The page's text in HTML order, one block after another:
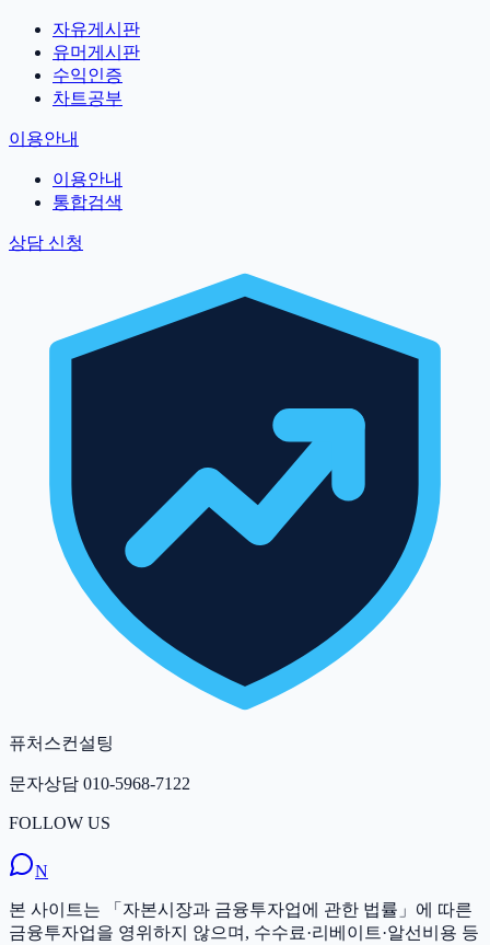
자유게시판
유머게시판
수익인증
차트공부
이용안내
이용안내
통합검색
상담 신청
퓨처스컨설팅
문자상담 010-5968-7122
FOLLOW US
N
본 사이트는 「자본시장과 금융투자업에 관한 법률」에 따른
금융투자업을 영위하지 않으며, 수수료·리베이트·알선비용 등